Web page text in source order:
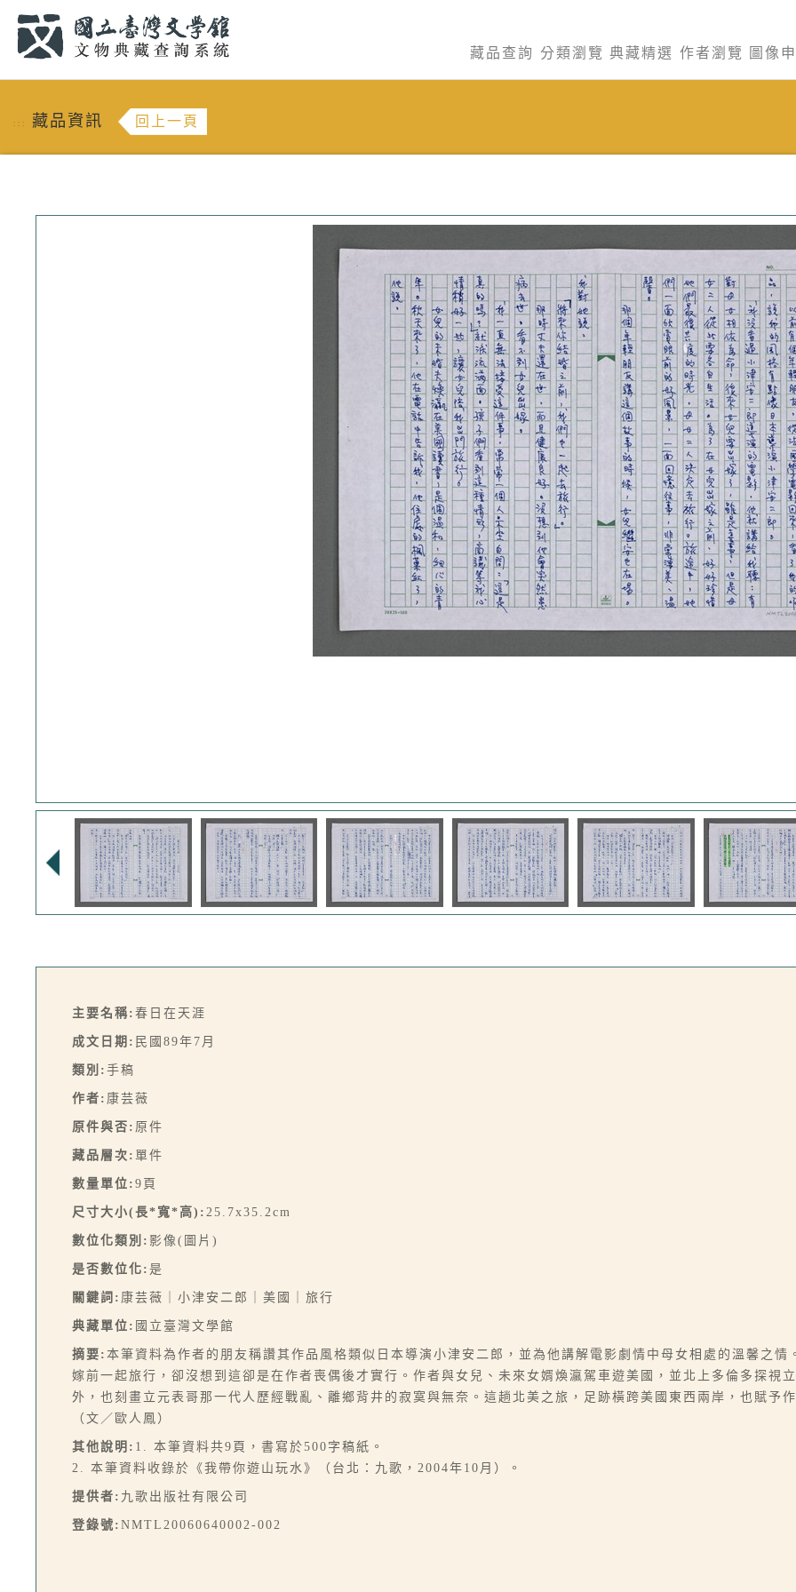
藏品查詢 分類瀏覽 典藏精選 作者瀏覽 圖像
::: 藏品資訊 回上一頁
主要名稱: 春日在天涯
成文日期: 民國89年7月
類別: 手稿
作者: 康芸薇
原件與否: 原件
藏品層次: 單件
數量單位: 9頁
尺寸大小(長*寬*高): 25.7x35.2cm
數位化類別: 影像(圖片)
是否數位化: 是
關鍵詞: 康芸薇｜小津安二郎｜美國｜旅行
典藏單位: 國立臺灣文學館
摘要: 本筆資料為作者的朋友稱讚其作品風格類似日本導演小津安二郎，並為他講解電影劇情中母女相處的溫馨之
嫁前一起旅行，卻沒想到這卻是在作者喪偶後才實行。作者與女兒、未來女婿煥瀛駕車遊美國，並北上多倫多探視
外，也刻畫立元表哥那一代人歷經戰亂、離鄉背井的寂寞與無奈。這趟北美之旅，足跡橫跨美國東西兩岸，也賦予
（文／歐人鳳）
其他說明: 1. 本筆資料共9頁，書寫於500字稿紙。
2. 本筆資料收錄於《我帶你遊山玩水》（台北：九歌，2004年10月）。
提供者: 九歌出版社有限公司
登錄號: NMTL20060640002-002